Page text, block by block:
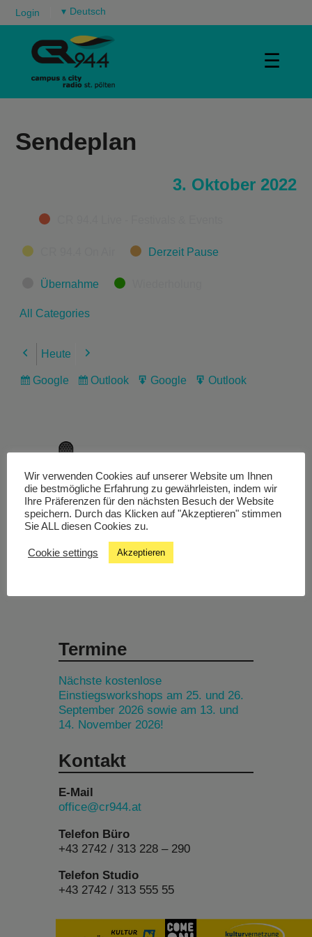
Login ▾
☰
Sendeplan
3. Oktober 2022
Categories
Derzeit Pause
Übernahme
All Categories
Previous
Heute Next
Subscribe
Google
Subscribe
Outlook
Export
Google
Export
Outlook
Livestream
Studiochat
Termine
Nächste kostenlose
Einstiegsworkshops am 25. und 26.
September 2026 sowie am 13. und
14. November 2026!
Kontakt
E-Mail
office@cr944.at
Telefon Büro
+43 2742 / 313 228 – 290
Telefon Studio
+43 2742 / 313 555 55
Wir verwenden Cookies auf unserer Website um Ihnen
die bestmögliche Erfahrung zu gewährleisten, indem wir
Ihre Präferenzen für den nächsten Besuch der Website
speichern. Durch das Klicken auf "Akzeptieren" stimmen
Sie ALL diesen Cookies zu.
Cookie settings Akzeptieren